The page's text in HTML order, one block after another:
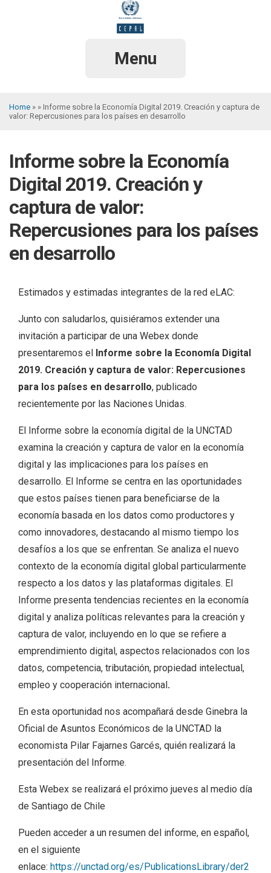
Menu
Breadcrumb
Home
Informe sobre la Economía Digital 2019. Creación y captura de
valor: Repercusiones para los países en desarrollo
Informe sobre la Economía
Digital 2019. Creación y
captura de valor:
Repercusiones para los países
en desarrollo
Estimados y estimadas integrantes de la red eLAC:
Junto con saludarlos, quisiéramos extender una
invitación a participar de una Webex donde
presentaremos el Informe sobre la Economía Digital
2019. Creación y captura de valor: Repercusiones
para los países en desarrollo, publicado
recientemente por las Naciones Unidas.
El Informe sobre la economía digital de la UNCTAD
examina la creación y captura de valor en la economía
digital y las implicaciones para los países en
desarrollo. El Informe se centra en las oportunidades
que estos países tienen para beneficiarse de la
economía basada en los datos como productores y
como innovadores, destacando al mismo tiempo los
desafíos a los que se enfrentan. Se analiza el nuevo
contexto de la economía digital global particularmente
respecto a los datos y las plataformas digitales. El
Informe presenta tendencias recientes en la economía
digital y analiza políticas relevantes para la creación y
captura de valor, incluyendo en lo que se refiere a
emprendimiento digital, aspectos relacionados con los
datos, competencia, tributación, propiedad intelectual,
empleo y cooperación internacional.
En esta oportunidad nos acompañará desde Ginebra la
Oficial de Asuntos Económicos de la UNCTAD la
economista Pilar Fajarnes Garcés, quién realizará la
presentación del Informe.
Esta Webex se realizará el próximo jueves al medio día
de Santiago de Chile
Pueden acceder a un resumen del informe, en español,
en el siguiente
enlace: https://unctad.org/es/PublicationsLibrary/der2